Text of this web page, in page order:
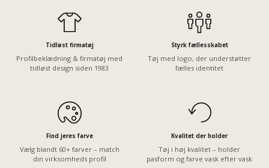
Tidløst firmatøj
Profilbeklædning & firmatøj med
tidløst design siden 1983
Styrk fællesskabet
Tøj med logo, der understøtter
fælles identitet
Find jeres farve
Vælg blandt 60+ farver – match
din virksomheds profil
Kvalitet der holder
Tøj i høj kvalitet – holder
pasform og farve vask efter vask